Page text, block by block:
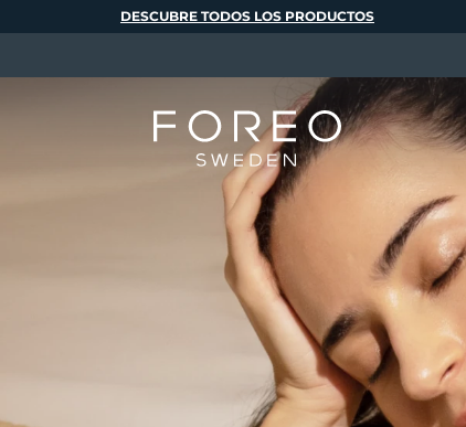
DESCUBRE TODOS LOS PRODUCTOS